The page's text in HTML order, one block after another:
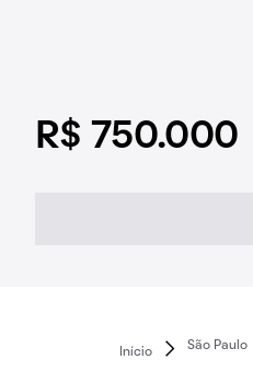
R$ 750.000
Início
São Paulo